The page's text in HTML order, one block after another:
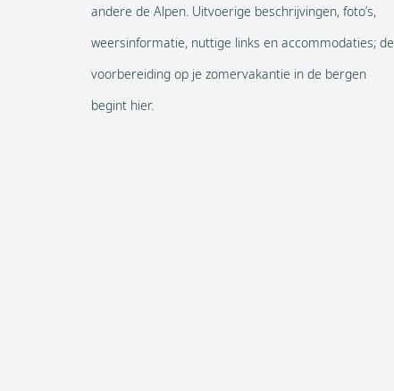
andere de Alpen. Uitvoerige beschrijvingen, foto’s,
weersinformatie, nuttige links en accommodaties; de
voorbereiding op je zomervakantie in de bergen
begint hier.